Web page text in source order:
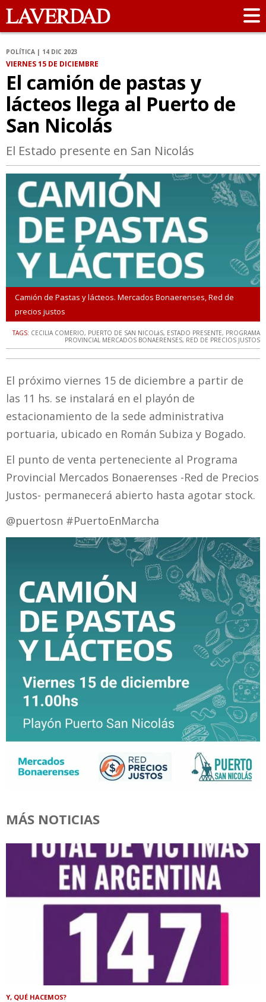
POLÍTICA | 14 DIC 2023
VIERNES 15 DE DICIEMBRE
El camión de pastas y
lácteos llega al Puerto de
San Nicolás
El Estado presente en San Nicolás
Camión de Pastas y lácteos. Mercados Bonaerenses, Red de
precios justos
TAGS: CECILIA COMERIO, PUERTO DE SAN NICOLáS, ESTADO PRESENTE, PROGRAMA
PROVINCIAL MERCADOS BONAERENSES, RED DE PRECIOS JUSTOS
El próximo viernes 15 de diciembre a partir de
las 11 hs. se instalará en el playón de
estacionamiento de la sede administrativa
portuaria, ubicado en Román Subiza y Bogado.
El punto de venta perteneciente al Programa
Provincial Mercados Bonaerenses -Red de Precios
Justos- permanecerá abierto hasta agotar stock.
@puertosn #PuertoEnMarcha
MÁS NOTICIAS
Y, QUÉ HACEMOS?